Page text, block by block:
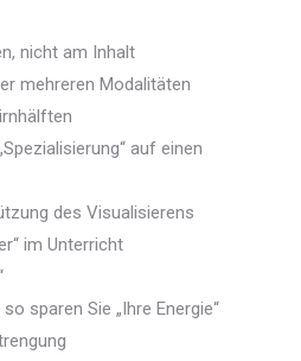
nicht am Inhalt
mehreren Modalitäten
auf einen
des Visualisierens
im Unterricht
sparen Sie „Ihre Energie“